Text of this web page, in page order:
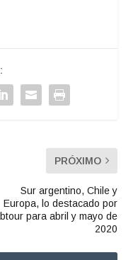
PRÓXIMO
Sur argentino, Chile y
Europa, lo destacado por
para abril y mayo de
2020